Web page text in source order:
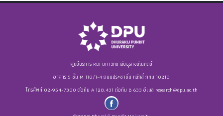
ศูนย์บริการ RDI มหาวิทยาลัยธุรกิจบัณฑิตย์
อาคาร 5 ชั้น M 110/1-4 ถนนประชาชื่น หลักสี่ กทม 10210
โทรศัพท์ 02-954-7300 ต่อทีม A 128,431 ต่อทีม B 633 อีเมล research@dpu.ac.th